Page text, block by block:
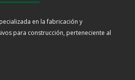
en la fabricación y
para construcción, perteneciente al